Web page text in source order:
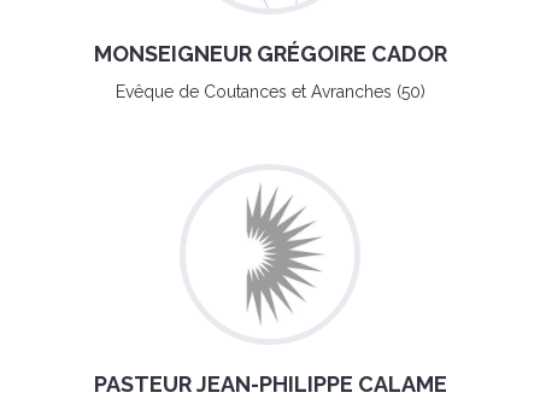
MONSEIGNEUR GRÉGOIRE CADOR
Evêque de Coutances et Avranches (50)
PASTEUR JEAN-PHILIPPE CALAME